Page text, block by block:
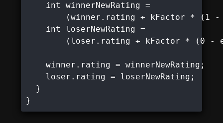
    int winnerNewRating =
(winner.rating + kFactor * (1
    int loserNewRating =
(loser.rating + kFactor * (0 -
    winner.rating = winnerNewRating;
    loser.rating = loserNewRating;
  }
}